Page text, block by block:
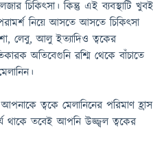
চিকিৎসা। কিন্তু এই ব্যবস্থাটি
নিয়ে আসতে আসতে চিকিৎসা
লেবু, আলু ইত্যাদিও ত্বকের
অতিবেগুনি রশ্মি থেকে বাঁচাতে
ত্বকে মেলানিনের পরিমাণ হ্রাস
থাকে তবেই আপনি উজ্জ্বল ত্বকের